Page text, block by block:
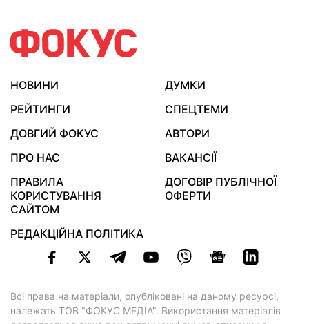
НОВИНИ
ДУМКИ
РЕЙТИНГИ
СПЕЦТЕМИ
ДОВГИЙ ФОКУС
АВТОРИ
ПРО НАС
ВАКАНСІЇ
ПРАВИЛА
КОРИСТУВАННЯ
САЙТОМ
ДОГОВІР ПУБЛІЧНОЇ
ОФЕРТИ
РЕДАКЦІЙНА ПОЛІТИКА
Всі права на матеріали, опубліковані на даному ресурсі,
належать ТОВ "ФОКУС МЕДІА". Використання матеріалів